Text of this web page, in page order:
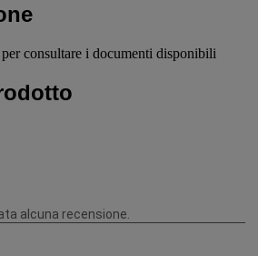
consultare i documenti disponibili